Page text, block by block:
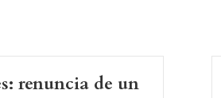
renuncia de un